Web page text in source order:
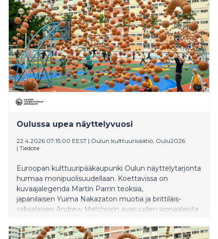
Oulussa upea näyttelyvuosi
22.4.2026 07:15:00 EEST | Oulun kulttuurisäätiö, Oulu2026
| Tiedote
Euroopan kulttuuripääkaupunki Oulun näyttelytarjonta
hurmaa monipuolisuudellaan. Koettavissa on
kuvaajalegenda Martin Parrin teoksia,
japanilaisen Yuima Nakazaton muotia ja brittiläis-
saksalaisen Andrew Melchiorin avaruuden signaaleista